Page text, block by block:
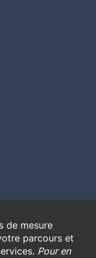
générales de vente
de mesure
parcours et
Pour en